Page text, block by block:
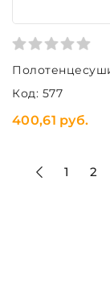
Код: 577
400,61 руб.
1 2